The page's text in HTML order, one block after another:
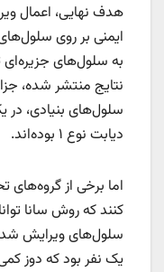
هدف نهایی، اعمال
ایمنی بر روی
به سلول‌های
نتایج منتشر شده،
سلول‌های بنیادی،
دیابت نوع ۱ بوده‌اند.
اما برخی از گروه‌های
کنند که روش سانا
سلول‌های ویرایش
یک نفر بود که دوز